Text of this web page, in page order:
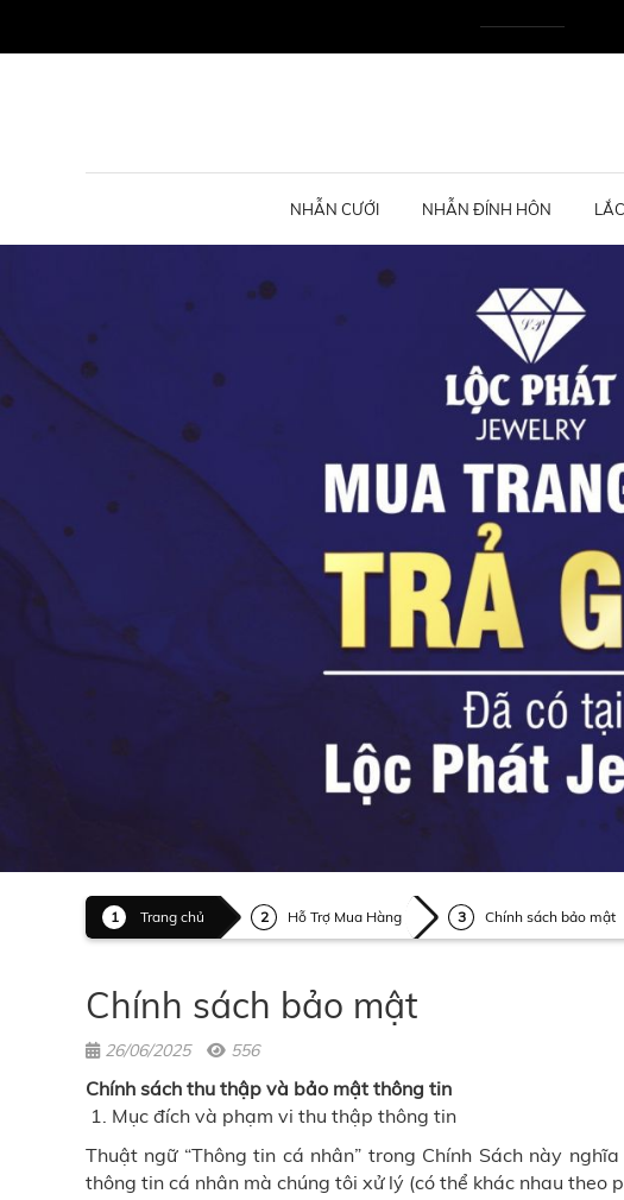
NHẪN CƯỚI NHẪN ĐÍNH HÔN
Trang chủ Hỗ Trợ Mua Hàng Chính sách bảo mật
Chính sách bảo mật
26/06/2025 556
Chính sách thu thập và bảo mật thông tin
1. Mục đích và phạm vi thu thập thông tin
Thuật ngữ “Thông tin cá nhân” trong Chính Sách này
thông tin cá nhân mà chúng tôi xử lý (có thể khác nhau